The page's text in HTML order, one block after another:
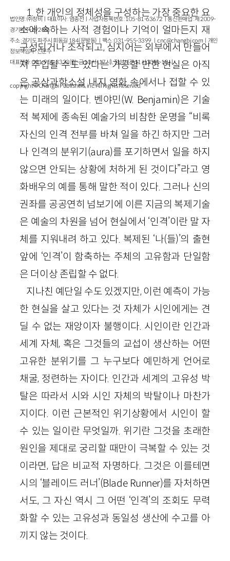
1. 한 개인의 정체성을 구성하는 가장 중요한 요
소에 속하는 사적 경험이나 기억이 얼마든지 재
구성되거나 조작되고, 심지어는 외부에서 만들어
져 주입될 수도 있다는 가공할 만한 현실은 아직
은 공상과학소설 내지 영화 속에서나 접할 수 있
는 미래의 일이다. 벤야민(W. Benjamin)은 기술
적 복제에 종속된 예술가의 비참한 운명을 “비록
자신의 인격 전부를 바쳐 일을 하긴 하지만 그러
나 인격의 분위기(aura)를 포기하면서 일을 하지
않으면 안되는 상황에 처하게 된 것이다”라고 영
화배우의 예를 통해 말한 적이 있다. 그러나 신의
권좌를 공공연히 넘보기에 이른 지금의 복제기술
은 예술의 차원을 넘어 현실에서 ‘인격’이란 말 자
체를 지워내려 하고 있다. 복제된 ‘나(들)’의 출현
앞에 ‘인격’이 함축하는 주체의 고유함과 단일함
은 더이상 존립할 수 없다.
지나친 예단일 수도 있겠지만, 이런 예측이 가능
한 현실을 살고 있다는 것 자체가 시인에게는 견
딜 수 없는 재앙이자 불행이다. 시인이란 인간과
세계 자체, 혹은 그것들의 교섭이 생산하는 어떤
고유한 분위기를 그 누구보다 예민하게 언어로
채굴, 정련하는 자이다. 인간과 세계의 고유성 박
탈은 따라서 시와 시인 자체의 박탈이나 마찬가
지이다. 이런 근본적인 위기상황에서 시인이 할
수 있는 일이란 무엇일까. 위기란 그것을 초래한
원인을 제대로 궁리할 때만이 극복할 수 있는 것
이라면, 답은 비교적 자명하다. 그것은 이를테면
시의 ‘블레이드 러너’(Blade Runner)를 자처하면
서도, 그 자신 역시 그 어떤 ‘인격’의 조회도 무력
화할 수 있는 고유성과 동일성 생산에 수고를 아
끼지 않는 것이다.
법인명 : ㈜창비ㅣ대표이사 : 염종선ㅣ사업자등록번호 : 105-81-63672ㅣ통신판매업 : 제 2009-
경기파주-1928호
주소 : 경기도 파주시 회동길 184(문발동)ㅣ팩스 : 031-955-3399 ㅣcnc@changbi.com ㅣ개인
정보책임자 : 신문수
대표전화 : 031-955-3333(월~금 10시~17시), 점심시간 11시 30분~13시
copyright © Changbi Publishers, inc. All Rights Reserved.